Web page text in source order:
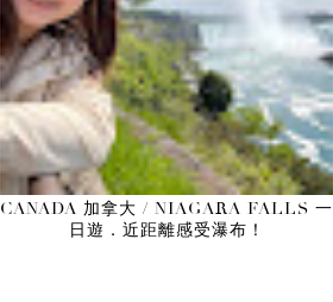
CANADA 加拿大 / NIAGARA FALLS 一
日遊．近距離感受瀑布！